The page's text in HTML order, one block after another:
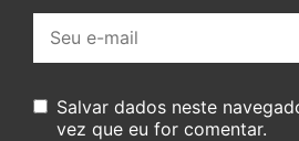
mail:
Salvar dados neste
vez que eu for comentar.